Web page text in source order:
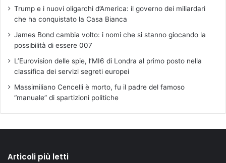
Trump e i nuovi oligarchi d’America: il governo dei miliardari
che ha conquistato la Casa Bianca
James Bond cambia volto: i nomi che si stanno giocando la
possibilità di essere 007
L’Eurovision delle spie, l’MI6 di Londra al primo posto nella
classifica dei servizi segreti europei
Massimiliano Cencelli è morto, fu il padre del famoso
“manuale” di spartizioni politiche
Articoli più letti